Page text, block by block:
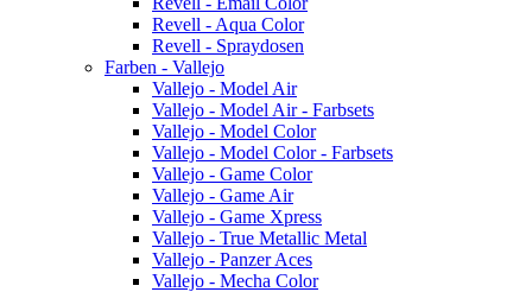
Revell - Aqua Color
Revell - Spraydosen
Farben - Vallejo
Vallejo - Model Air
Vallejo - Model Air - Farbsets
Vallejo - Model Color
Vallejo - Model Color - Farbsets
Vallejo - Game Color
Vallejo - Game Air
Vallejo - Game Xpress
Vallejo - True Metallic Metal
Vallejo - Panzer Aces
Vallejo - Mecha Color